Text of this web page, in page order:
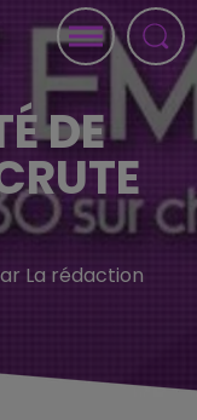
DE
La rédaction